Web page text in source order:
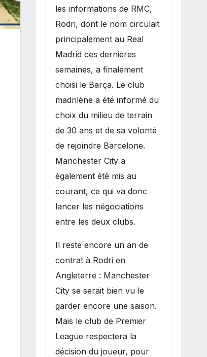
les informations de RMC,
Rodri, dont le nom circulait
principalement au Real
Madrid ces dernières
semaines, a finalement
choisi le Barça. Le club
madrilène a été informé du
choix du milieu de terrain
de 30 ans et de sa volonté
de rejoindre Barcelone.
Manchester City a
également été mis au
courant, ce qui va donc
lancer les négociations
entre les deux clubs.
​Il reste encore un an de
contrat à Rodri en
Angleterre : Manchester
City se serait bien vu le
garder encore une saison.
Mais le club de Premier
League respectera la
décision du joueur, pour